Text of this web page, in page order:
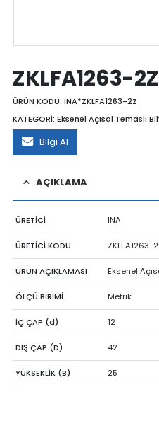
ZKLFA1263-
ÜRÜN KODU: INA*ZKLFA1263-2Z
KATEGORİ: Eksenel Açısal Temaslı
Bilgi Al
AÇIKLAMA
ÜRETİCİ INA
ÜRETİCİ KODU ZKLFA1263-
ÜRÜN AÇIKLAMASI Eksenel
ÖLÇÜ BİRİMİ Metrik
İÇ ÇAP (d) 12
DIŞ ÇAP (D) 42
YÜKSEKLİK (B) 25